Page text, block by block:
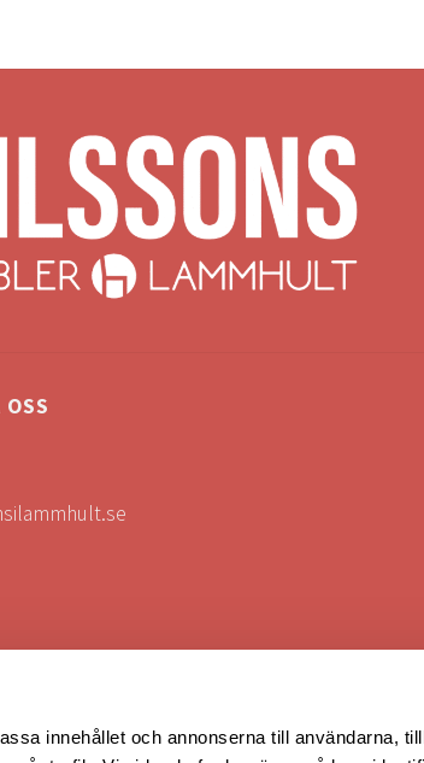
innehållet och annonserna till användarna,